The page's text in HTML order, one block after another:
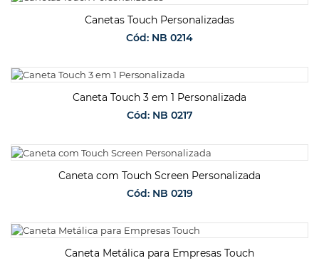
SOLICITAR ORÇAMENTO
Canetas Touch Personalizadas
Cód: NB 0214
SOLICITAR ORÇAMENTO
Caneta Touch 3 em 1 Personalizada
Cód: NB 0217
SOLICITAR ORÇAMENTO
Caneta com Touch Screen Personalizada
Cód: NB 0219
SOLICITAR ORÇAMENTO
Caneta Metálica para Empresas Touch